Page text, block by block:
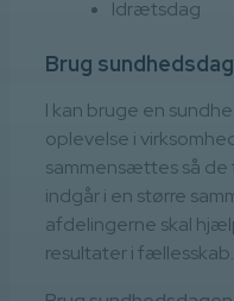
Idrætsdag
Brug
I kan bruge en
oplevelse i
sammensættes så de
indgår i en større
afdelingerne skal
resultater i fællesskab.